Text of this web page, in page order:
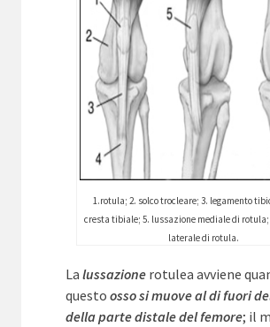
1.rotula; 2. solco trocleare; 3. legamento
cresta tibiale; 5. lussazione mediale di
laterale di rotula.
La lussazione rotulea avviene
questo ossosi muove al di fuori
della parte distale del femore; il